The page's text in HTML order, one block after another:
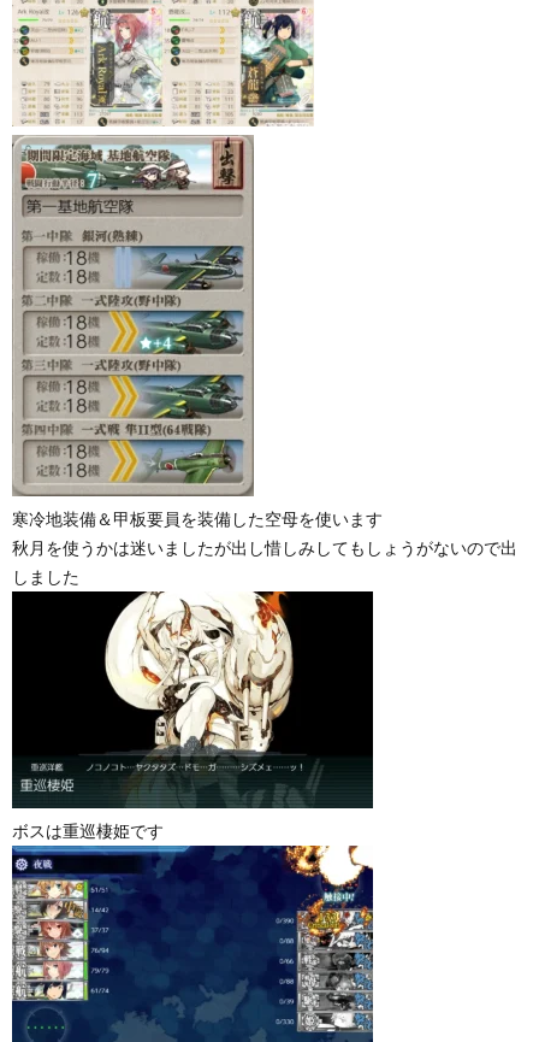
寒冷地装備＆甲板要員を装備した空母を使います
秋月を使うかは迷いましたが出し惜しみしてもしょうがないので出
しました
ボスは重巡棲姫です